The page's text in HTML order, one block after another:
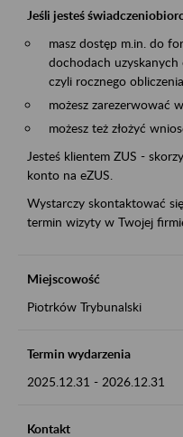
Jeśli jesteś
masz dostęp m.in. do
dochodach uzyskanych
czyli rocznego
możesz zarezerwować
możesz też złożyć
Jesteś klientem ZUS -
konto na eZUS.
Wystarczy skontaktować
termin wizyty w Twojej
Miejscowość
Piotrków Trybunalski
Termin wydarzenia
2025.12.31 - 2026.12.31
Kontakt